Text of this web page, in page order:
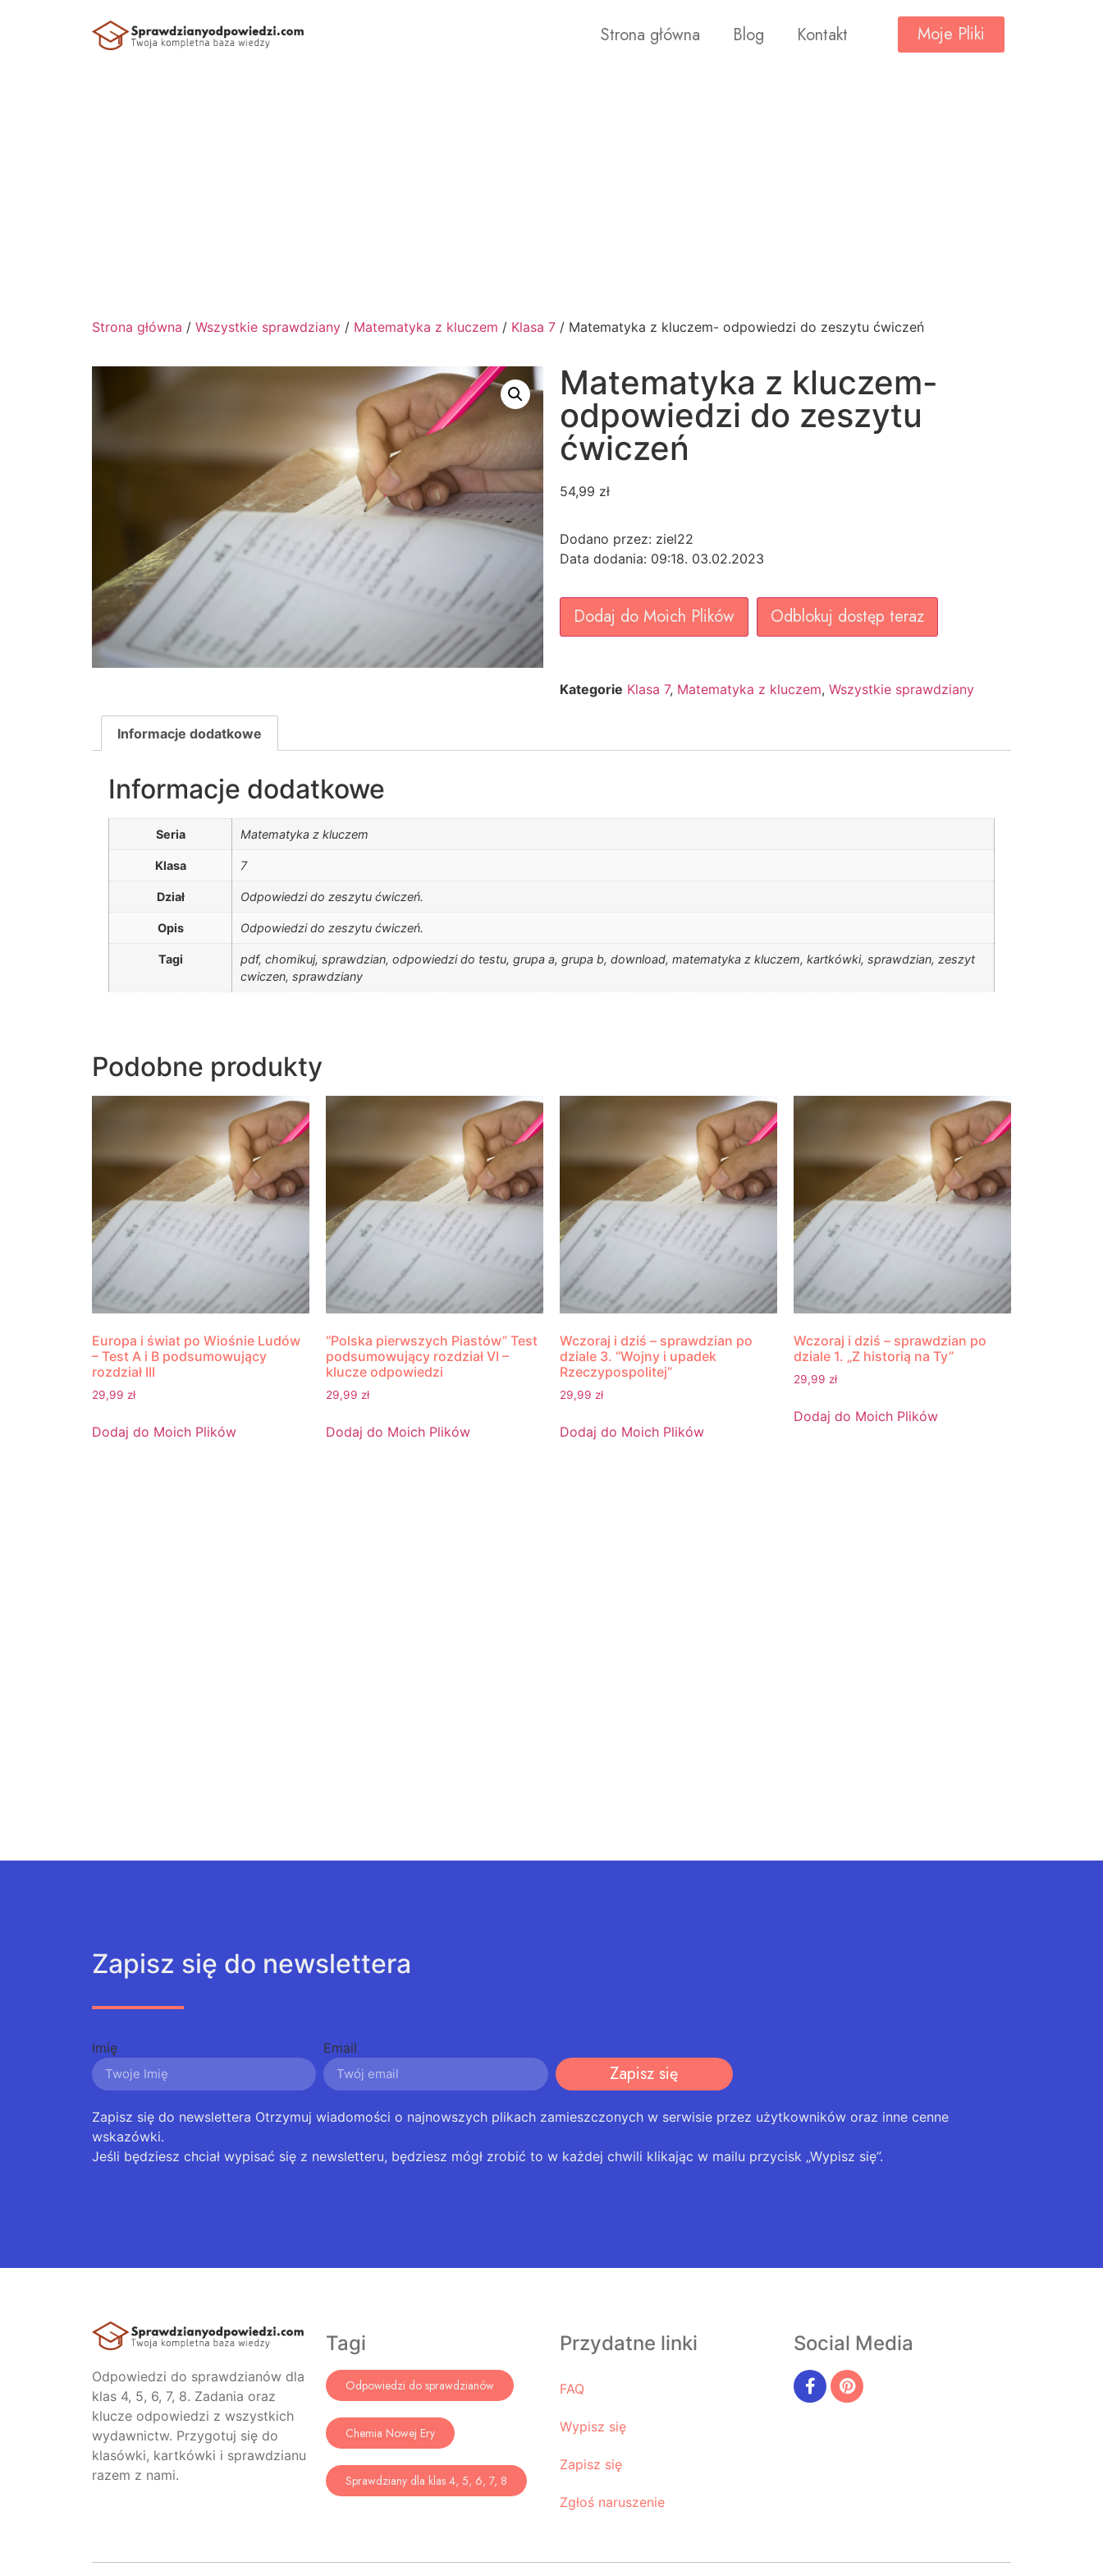
Strona główna Blog Kontakt Moje Pliki
Strona główna / Wszystkie sprawdziany / Matematyka z kluczem / Klasa 7 / Matematyka z kluczem- odpowiedzi do zeszytu ćwiczeń
Matematyka z kluczem-
odpowiedzi do zeszytu
ćwiczeń
54,99 zł
Dodano przez: ziel22
Data dodania: 09:18. 03.02.2023
Dodaj do Moich Plików Odblokuj dostęp teraz
Kategorie Klasa 7, Matematyka z kluczem, Wszystkie sprawdziany
Informacje dodatkowe
Informacje dodatkowe
Seria Matematyka z kluczem
Klasa 7
Dział Odpowiedzi do zeszytu ćwiczeń.
Opis Odpowiedzi do zeszytu ćwiczeń.
Tagi
pdf, chomikuj, sprawdzian, odpowiedzi do testu, grupa a, grupa b, download, matematyka z kluczem, kartkówki, sprawdzian, zeszyt
cwiczen, sprawdziany
Podobne produkty
Europa i świat po Wiośnie Ludów
– Test A i B podsumowujący
rozdział III
29,99 zł
Dodaj do Moich Plików
“Polska pierwszych Piastów” Test
podsumowujący rozdział VI –
klucze odpowiedzi
29,99 zł
Dodaj do Moich Plików
Wczoraj i dziś – sprawdzian po
dziale 3. “Wojny i upadek
Rzeczypospolitej”
29,99 zł
Dodaj do Moich Plików
Wczoraj i dziś – sprawdzian po
dziale 1. „Z historią na Ty”
29,99 zł
Dodaj do Moich Plików
Zapisz się do newslettera
Imię Email
Zapisz się
Zapisz się do newslettera Otrzymuj wiadomości o najnowszych plikach zamieszczonych w serwisie przez użytkowników oraz inne cenne
wskazówki.
Jeśli będziesz chciał wypisać się z newsletteru, będziesz mógł zrobić to w każdej chwili klikając w mailu przycisk „Wypisz się”.
Odpowiedzi do sprawdzianów dla
klas 4, 5, 6, 7, 8. Zadania oraz
klucze odpowiedzi z wszystkich
wydawnictw. Przygotuj się do
klasówki, kartkówki i sprawdzianu
razem z nami.
Tagi
Odpowiedzi do sprawdzianów
Chemia Nowej Ery
Sprawdziany dla klas 4, 5, 6, 7, 8
Przydatne linki
FAQ
Wypisz się
Zapisz się
Zgłoś naruszenie
Social Media